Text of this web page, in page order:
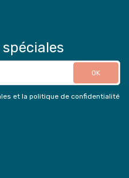
et la politique de confidentialité